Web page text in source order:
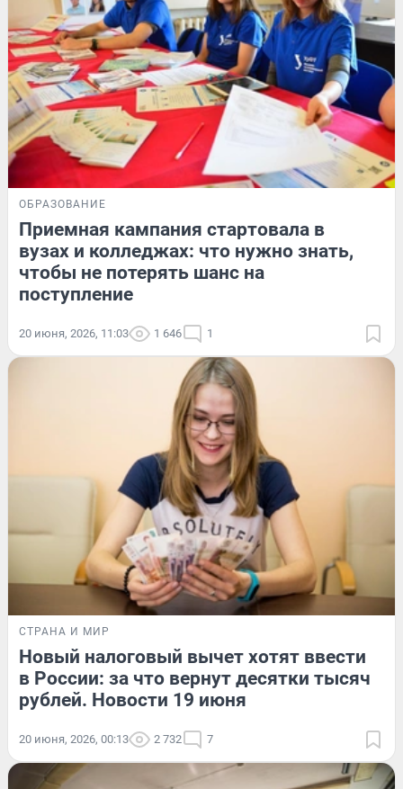
ОБРАЗОВАНИЕ
Приемная кампания стартовала в
вузах и колледжах: что нужно знать,
чтобы не потерять шанс на
поступление
20 июня, 2026, 11:03 1 646 1
СТРАНА И МИР
Новый налоговый вычет хотят ввести
в России: за что вернут десятки тысяч
рублей. Новости 19 июня
20 июня, 2026, 00:13 2 732 7